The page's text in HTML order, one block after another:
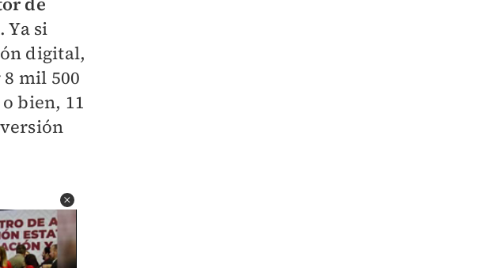
. Ya si
digital,
mil 500
bien, 11